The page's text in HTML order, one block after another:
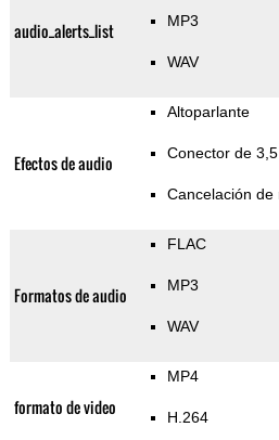
audio_alerts_list MP3
WAV
Efectos de audio
Altoparlante
Conector de
Cancelación de
Formatos de audio
FLAC
MP3
WAV
formato de video
MP4
H.264